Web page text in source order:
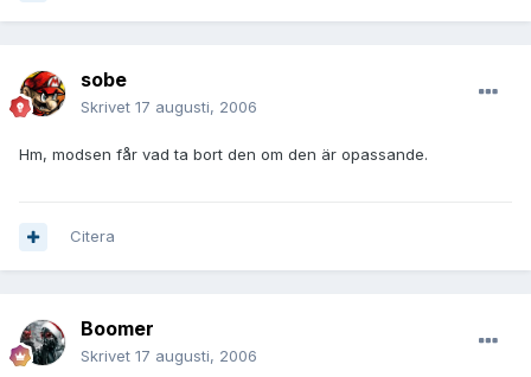
sobe
Skrivet 17 augusti, 2006
Hm, modsen får vad ta bort den om den är opassande.
Citera
Boomer
Skrivet 17 augusti, 2006